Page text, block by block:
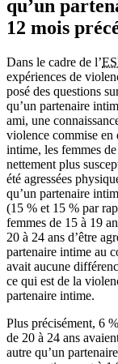
qu’un
12 mois
Dans le cadre de l’
expériences de
posé des questions
qu’un partenaire
ami, une
violence commise en
intime, les femmes
nettement plus
été agressées
qu’un partenaire
(15 % et 15 % par
femmes de 15 à 19
20 à 24 ans d’être
partenaire intime au
avait aucune
ce qui est de la
partenaire intime.
Plus précisément, 6
de 20 à 24 ans
autre qu’un